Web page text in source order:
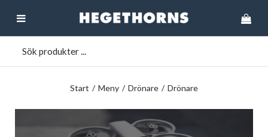
Start / Meny / Drönare / Drönare